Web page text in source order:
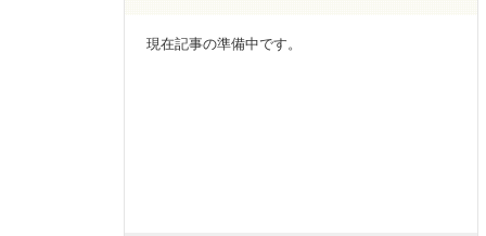
現在記事の準備中です。